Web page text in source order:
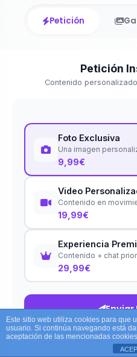
Petición
Petición
Contenido
Foto Exclusiva
Una imagen
9,99€
Video
Contenido en
19,99€
Experiencia
Contenido + chat
29,99€
Enviar
Este sitio web utiliza cookies para que
usuario. Si continúa navegando está
aceptación de las mencionadas